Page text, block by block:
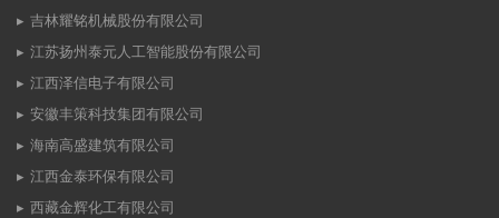
吉林耀铭机械股份有限公司
江苏扬州泰元人工智能股份有限公司
江西泽信电子有限公司
安徽丰策科技集团有限公司
海南高盛建筑有限公司
江西金泰环保有限公司
西藏金辉化工有限公司